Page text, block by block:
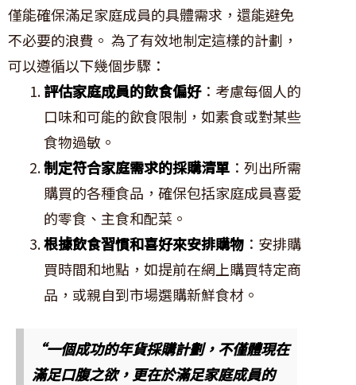
僅能確保滿足家庭成員的具體需求，還能避免
不必要的浪費。 為了有效地制定這樣的計劃，
可以遵循以下幾個步驟：
評估家庭成員的飲食偏好：考慮每個人的
口味和可能的飲食限制，如素食或對某些
食物過敏。
制定符合家庭需求的採購清單 ：列出所需
購買的各種食品，確保包括家庭成員喜愛
的零食、主食和配菜。
根據飲食習慣和喜好來安排購物 ：安排購
買時間和地點，如提前在網上購買特定商
品，或親自到市場選購新鮮食材。
“一個成功的年貨採購計劃，不僅體現在
滿足口腹之欲，更在於滿足家庭成員的